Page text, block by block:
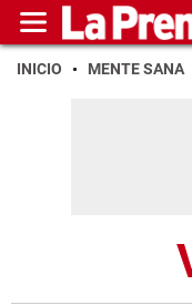
INICIO MENTE SANA